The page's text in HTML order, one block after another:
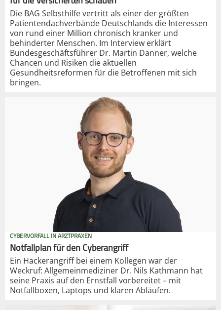
Die BAG Selbsthilfe vertritt als einer der größten
Patientendachverbände Deutschlands die Interessen
von rund einer Million chronisch kranker und
behinderter Menschen. Im Interview erklärt
Bundesgeschäftsführer Dr. Martin Danner, welche
Chancen und Risiken die aktuellen
Gesundheitsreformen für die Betroffenen mit sich
bringen.
CYBERVORFALL IN ARZTPRAXEN
Notfallplan für den Cyberangriff
Ein Hackerangriff bei einem Kollegen war der
Weckruf: Allgemeinmediziner Dr. Nils Kathmann hat
seine Praxis auf den Ernstfall vorbereitet – mit
Notfallboxen, Laptops und klaren Abläufen.